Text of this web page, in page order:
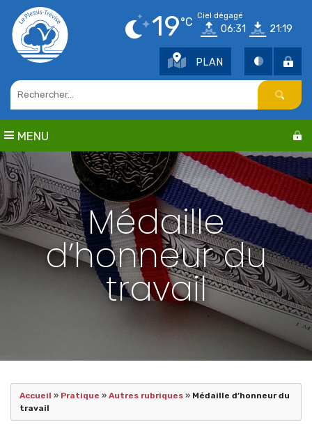
Points d'intérêt
Parcs et jardins
Services publics
Culture
Cimetière / Eglise
Petite enfance
Centres de loisirs
Education
19°C Ciel dégagé
06:31 21:19
PLAN
MENU
Médaille
d’honneur du
travail
Accueil » Pratique » Autres rubriques » Médaille d’honneur du
travail